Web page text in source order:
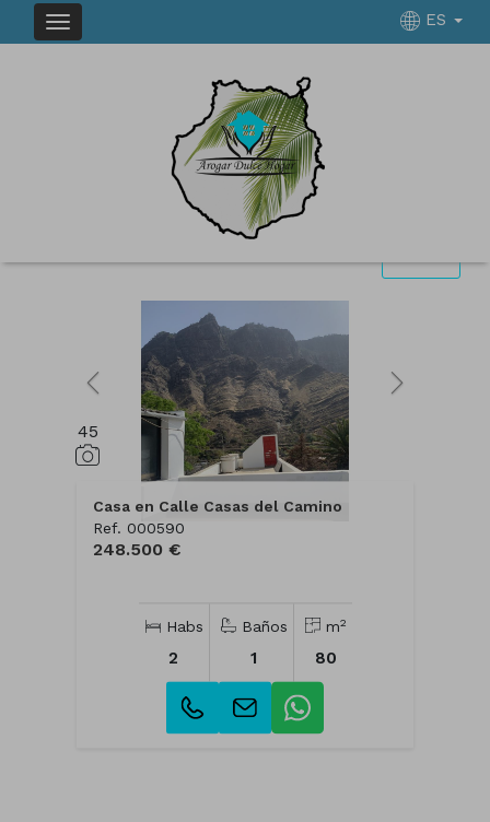
ES
INMUEBLES EN VENTA EN AGAETE
Ordenar
1 inmuebles en total
45
Casa en Calle Casas del Camino
Ref. 000590
248.500 €
Habs
2
Baños
1
m2
80